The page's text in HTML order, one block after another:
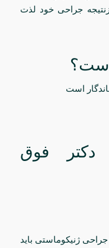
جراحی خود لذت
است؟
است
دکتر فوق
ژنیکوماستی باید